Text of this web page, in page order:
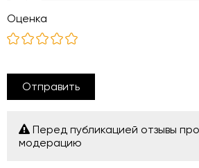
Оценка
Отправить
Перед публикацией отзывы
модерацию